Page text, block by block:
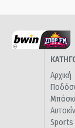
Αρχική
Sports